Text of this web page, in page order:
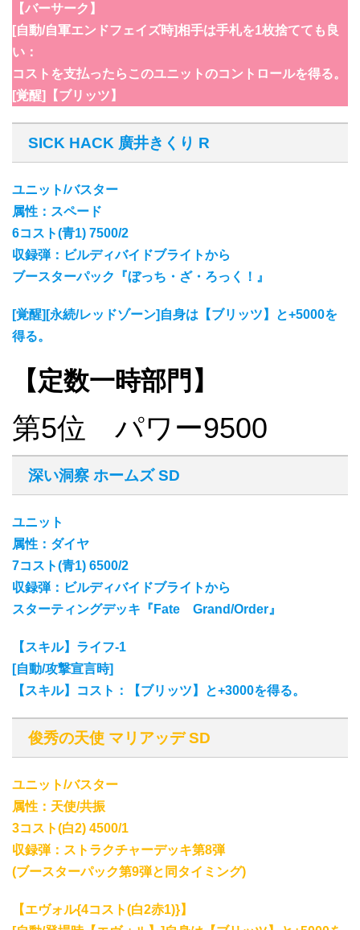
【バーサーク】
[自動/自軍エンドフェイズ時]相手は手札を1枚捨てても良
い：
コストを支払ったらこのユニットのコントロールを得る。
[覚醒]【ブリッツ】
SICK HACK 廣井きくり R
ユニット/バスター
属性：スペード
6コスト(青1) 7500/2
収録弾：ビルディバイドブライトから
ブースターパック『ぼっち・ざ・ろっく！』
[覚醒][永続/レッドゾーン]自身は【ブリッツ】と+5000を
得る。
【定数一時部門】
第5位 パワー9500
深い洞察 ホームズ SD
ユニット
属性：ダイヤ
7コスト(青1) 6500/2
収録弾：ビルディバイドブライトから
スターティングデッキ『Fate Grand/Order』
【スキル】ライフ-1
[自動/攻撃宣言時]
【スキル】コスト：【ブリッツ】と+3000を得る。
俊秀の天使 マリアッデ SD
ユニット/バスター
属性：天使/共振
3コスト(白2) 4500/1
収録弾：ストラクチャーデッキ第8弾
(ブースターパック第9弾と同タイミング)
【エヴォル{4コスト(白2赤1)}】